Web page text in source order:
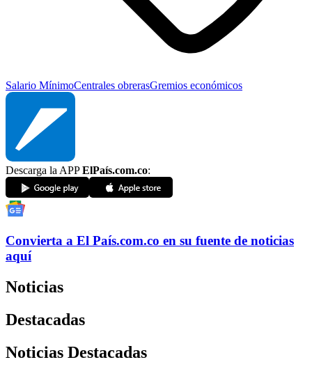
Salario MínimoCentrales obrerasGremios económicos
Descarga la APPElPaís.com.co:
Convierta a El País.com.co en su fuente de noticias
aquí
Noticias
Destacadas
Noticias Destacadas